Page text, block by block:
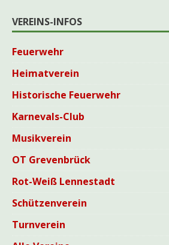
VEREINS-INFOS
Feuerwehr
Heimatverein
Historische Feuerwehr
Karnevals-Club
Musikverein
OT Grevenbrück
Rot-Weiß Lennestadt
Schützenverein
Turnverein